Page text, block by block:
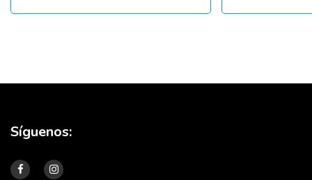
Síguenos: